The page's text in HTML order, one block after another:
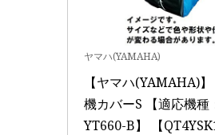
ヤマハ(YAMAHA)
【ヤマハ(YAMAHA)
機カバーS 【適応機種
YT660-B】 【